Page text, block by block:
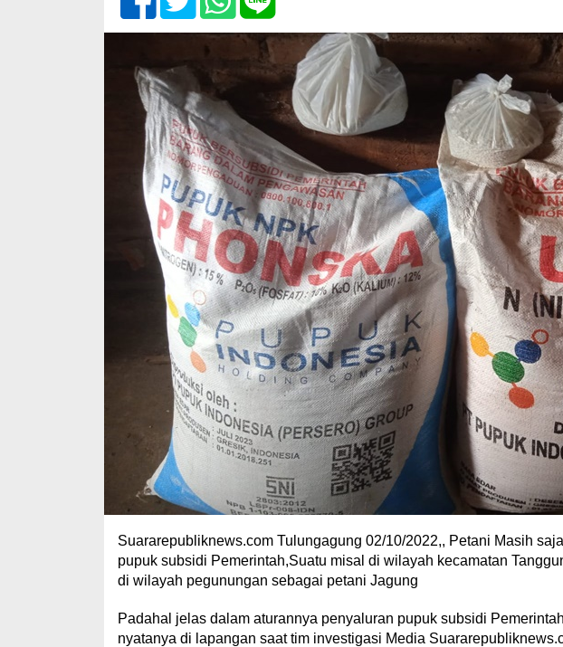
Suararepubliknews.com Tulungagung 02/10/2022,, Petani Masih
pupuk subsidi Pemerintah,Suatu misal di wilayah kecamatan
di wilayah pegunungan sebagai petani Jagung
Padahal jelas dalam aturannya penyaluran pupuk subsidi
nyatanya di lapangan saat tim investigasi Media